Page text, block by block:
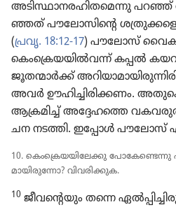
അടിസ്ഥാ​ന​ര​ഹി​ത​മെന്നു പറഞ്ഞ്‌
ഞ്ഞത്‌ പൗലോ​സി​ന്റെ ശത്രു​ക്കളെ
(പ്രവൃ. 18:12-17) പൗലോസ്‌
കെം​ക്രെ​യ​യിൽവന്ന്‌ കപ്പൽ
ജൂതന്മാർക്ക്‌
അവർ ഊഹി​ച്ചി​രി​ക്കണം.
ആക്രമിച്ച്‌ അദ്ദേഹത്തെ
ചന നടത്തി. ഇപ്പോൾ പൗലോസ്‌
10. കെം​ക്രെ​യ​യി​ലേക്കു പോ​കേ​ണ്ടെന്നു
മാ​യി​രു​ന്നോ? വിവരി​ക്കുക.
10 ജീവ​ന്റെ​യും തന്നെ